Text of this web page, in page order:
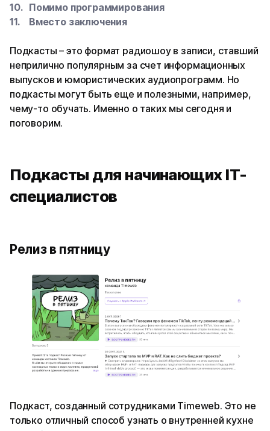
Помимо программирования
Вместо заключения
Подкасты – это формат радиошоу в записи, ставший
неприлично популярным за счет информационных
выпусков и юмористических аудиопрограмм. Но
подкасты могут быть еще и полезными, например,
чему-то обучать. Именно о таких мы сегодня и
поговорим.
Подкасты для начинающих IT-
специалистов
Релиз в пятницу
Подкаст, созданный сотрудниками Timeweb. Это не
только отличный способ узнать о внутренней кухне